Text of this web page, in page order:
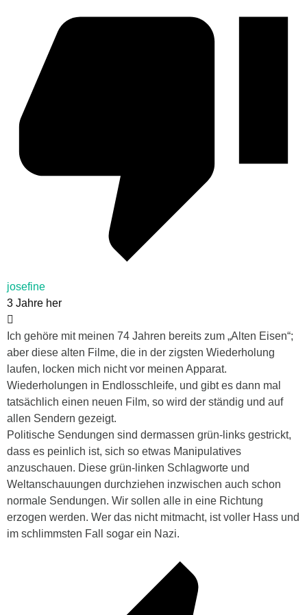
josefine
3 Jahre her
Ich gehöre mit meinen 74 Jahren bereits zum „Alten Eisen“;
aber diese alten Filme, die in der zigsten Wiederholung
laufen, locken mich nicht vor meinen Apparat.
Wiederholungen in Endlosschleife, und gibt es dann mal
tatsächlich einen neuen Film, so wird der ständig und auf
allen Sendern gezeigt.
Politische Sendungen sind dermassen grün-links gestrickt,
dass es peinlich ist, sich so etwas Manipulatives
anzuschauen. Diese grün-linken Schlagworte und
Weltanschauungen durchziehen inzwischen auch schon
normale Sendungen. Wir sollen alle in eine Richtung
erzogen werden. Wer das nicht mitmacht, ist voller Hass und
im schlimmsten Fall sogar ein Nazi.